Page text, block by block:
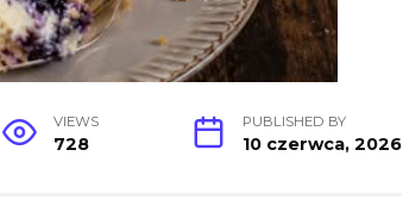
VIEWS
728
PUBLISHED BY
10 czerwca, 2026